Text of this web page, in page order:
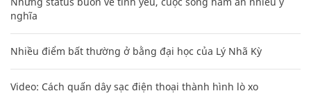
nghĩa
Nhiều điểm bất thường ở bằng đại học của Lý Nhã Kỳ
Video: Cách quấn dây sạc điện thoại thành hình lò xo